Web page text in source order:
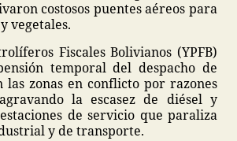
costosos puentes aéreos para
vegetales.
Fiscales Bolivianos (YPFB)
temporal del despacho de
las zonas en conflicto por razones
la escasez de diésel y
de servicio que paraliza
y de transporte.